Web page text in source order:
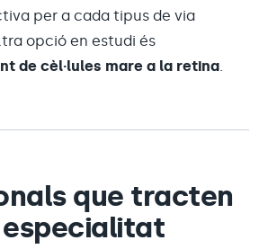
per a cada tipus de via
opció en estudi és
de cèl·lules mare a la retina.
que tracten